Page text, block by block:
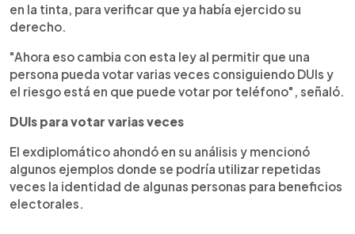
en la tinta, para verificar que ya había ejercido su
derecho.
"Ahora eso cambia con esta ley al permitir que una
persona pueda votar varias veces consiguiendo DUIs y
el riesgo está en que puede votar por teléfono", señaló.
DUIs para votar varias veces
El exdiplomático ahondó en su análisis y mencionó
algunos ejemplos donde se podría utilizar repetidas
veces la identidad de algunas personas para beneficios
electorales.